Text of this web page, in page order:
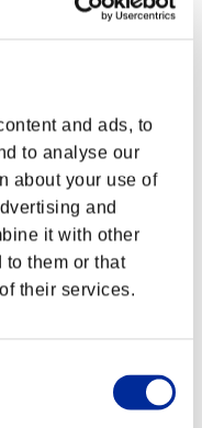
and ads, to
to analyse our
about your use of
and
it with other
to them or that
their services.